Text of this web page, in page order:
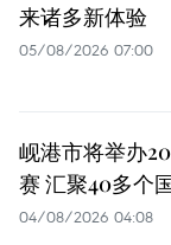
来诸多新体验
05/08/2026 07:00
岘港市将举办
赛 汇聚40多个
04/08/2026 04:08